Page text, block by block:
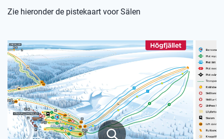
Zie hieronder de pistekaart voor Sälen